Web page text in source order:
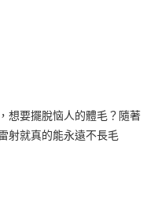
想要擺脫恼人的體毛？隨著
射就真的能永遠不長毛